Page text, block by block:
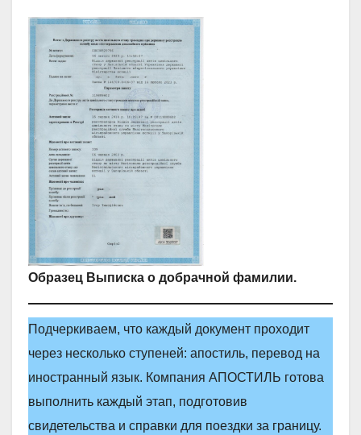
Образец Выписка о добрачной фамилии.
Подчеркиваем, что каждый документ проходит
через несколько ступеней: апостиль, перевод на
иностранный язык. Компания АПОСТИЛЬ готова
выполнить каждый этап, подготовив
свидетельства и справки для поездки за границу.